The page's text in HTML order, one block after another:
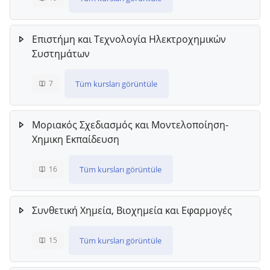
Επιστήμη και Τεχνολογία Ηλεκτροχημικών
Συστημάτων
7 Tüm kursları görüntüle
Μοριακός Σχεδιασμός και Μοντελοποίηση-
Χημικη Εκπαίδευση
16 Tüm kursları görüntüle
Συνθετική Χημεία, Βιοχημεία και Εφαρμογές
15 Tüm kursları görüntüle